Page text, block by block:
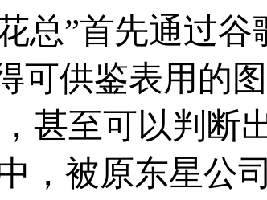
”首先通过谷
可供鉴表用的
甚至可以判断
，被原东星公